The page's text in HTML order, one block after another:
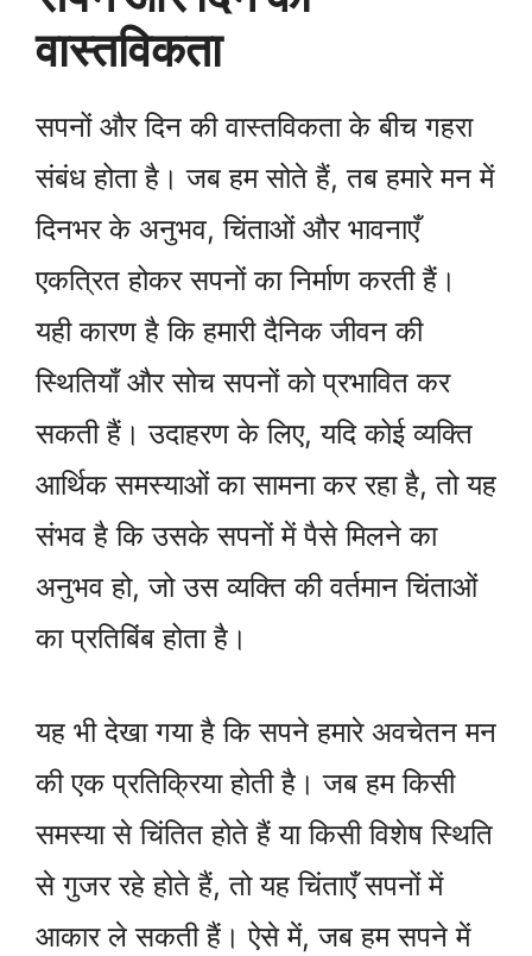
वास्तविकता
सपनों और दिन की वास्तविकता के बीच गहरा
संबंध होता है। जब हम सोते हैं, तब हमारे मन में
दिनभर के अनुभव, चिंताओं और भावनाएँ
एकत्रित होकर सपनों का निर्माण करती हैं।
यही कारण है कि हमारी दैनिक जीवन की
स्थितियाँ और सोच सपनों को प्रभावित कर
सकती हैं। उदाहरण के लिए, यदि कोई व्यक्ति
आर्थिक समस्याओं का सामना कर रहा है, तो यह
संभव है कि उसके सपनों में पैसे मिलने का
अनुभव हो, जो उस व्यक्ति की वर्तमान चिंताओं
का प्रतिबिंब होता है।
यह भी देखा गया है कि सपने हमारे अवचेतन मन
की एक प्रतिक्रिया होती है। जब हम किसी
समस्या से चिंतित होते हैं या किसी विशेष स्थिति
से गुजर रहे होते हैं, तो यह चिंताएँ सपनों में
आकार ले सकती हैं। ऐसे में, जब हम सपने में